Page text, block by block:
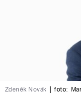
Zdeněk Novák foto: